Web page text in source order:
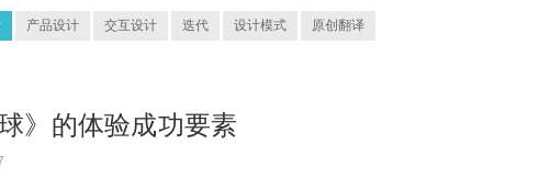
产品设计 交互设计 迭代 设计模式 原创翻译
》的体验成功要素